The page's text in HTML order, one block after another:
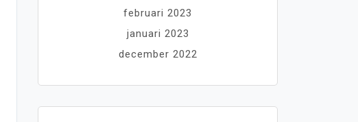
februari 2023
januari 2023
december 2022